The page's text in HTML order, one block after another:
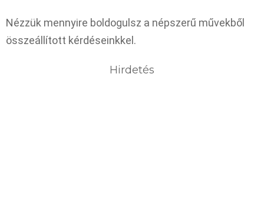
Nézzük mennyire boldogulsz a népszerű művekből
összeállított kérdéseinkkel.
Hirdetés